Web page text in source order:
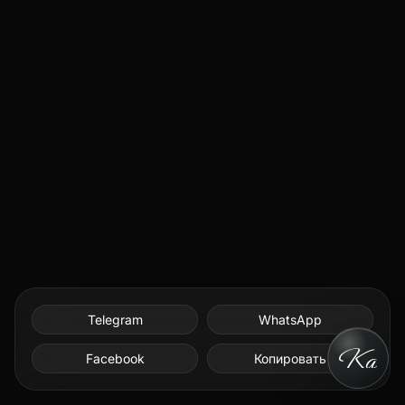
Telegram WhatsApp
Facebook Копировать